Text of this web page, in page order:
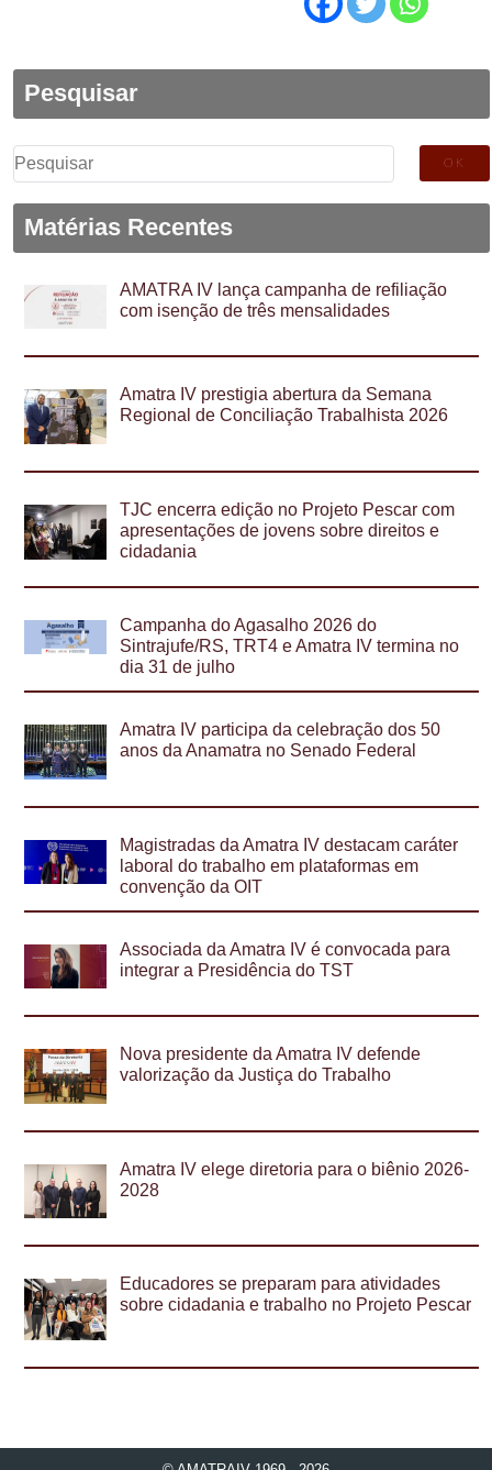
Pesquisar
Pesquisar
por:
Matérias Recentes
AMATRA IV lança campanha de refiliação
com isenção de três mensalidades
Amatra IV prestigia abertura da Semana
Regional de Conciliação Trabalhista 2026
TJC encerra edição no Projeto Pescar com
apresentações de jovens sobre direitos e
cidadania
Campanha do Agasalho 2026 do
Sintrajufe/RS, TRT4 e Amatra IV termina no
dia 31 de julho
Amatra IV participa da celebração dos 50
anos da Anamatra no Senado Federal
Magistradas da Amatra IV destacam caráter
laboral do trabalho em plataformas em
convenção da OIT
Associada da Amatra IV é convocada para
integrar a Presidência do TST
Nova presidente da Amatra IV defende
valorização da Justiça do Trabalho
Amatra IV elege diretoria para o biênio 2026-
2028
Educadores se preparam para atividades
sobre cidadania e trabalho no Projeto Pescar